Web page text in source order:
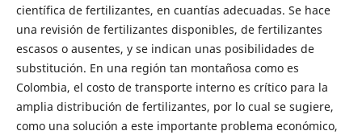
científica de fertilizantes, en cuantías adecuadas. Se hace
una revisión de fertilizantes disponibles, de fertilizantes
escasos o ausentes, y se indican unas posibilidades de
substitución. En una región tan montañosa como es
Colombia, el costo de transporte interno es crítico para la
amplia distribución de fertilizantes, por lo cual se sugiere,
como una solución a este importante problema económico,